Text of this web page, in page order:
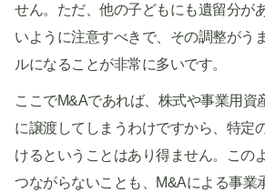
せん。ただ、他の子どもにも遺留分が
いように注意すべきで、その調整がう
ルになることが非常に多いです。
ここでM&Aであれば、株式や事業用資
に譲渡してしまうわけですから、特定
けるということはあり得ません。この
つながらないことも、M&Aによる事業